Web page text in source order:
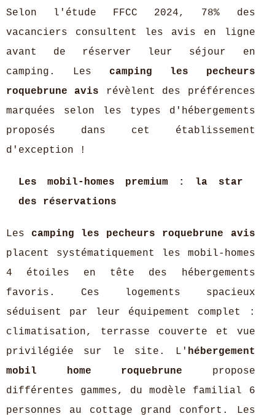
Selon l'étude FFCC 2024, 78% des
vacanciers consultent les avis en ligne
avant de réserver leur séjour en
camping. Les camping les pecheurs
roquebrune avis révèlent des préférences
marquées selon les types d'hébergements
proposés dans cet établissement
d'exception !
Les mobil-homes premium : la star
des réservations
Lescamping les pecheurs roquebrune avis
placent systématiquement les mobil-homes
4 étoiles en tête des hébergements
favoris. Ces logements spacieux
séduisent par leur équipement complet :
climatisation, terrasse couverte et vue
privilégiée sur le site. L' hébergement
mobil home roquebrune propose
différentes gammes, du modèle familial 6
personnes au cottage grand confort. Les